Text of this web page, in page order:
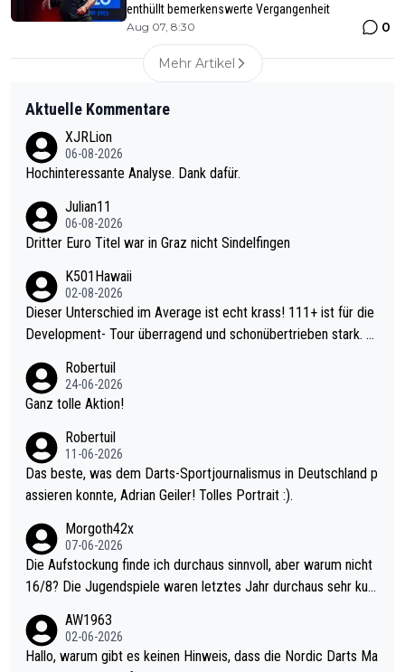
enthüllt bemerkenswerte Vergangenheit
Aug 07, 8:30 0
Mehr Artikel
Aktuelle Kommentare
XJRLion
06-08-2026
Hochinteressante Analyse. Dank dafür.
Julian11
06-08-2026
Dritter Euro Titel war in Graz nicht Sindelfingen
K501Hawaii
02-08-2026
Dieser Unterschied im Average ist echt krass! 111+ ist für die
Development- Tour überragend und schonübertrieben stark. U
mal 40+ erst recht. Da gewinnst keinen Blumentopf - ist ja noc
h krasser wie ein Pokalspiel eines Kreisligisten vs einem Bund
Robertuil
24-06-2026
Ganz tolle Aktion!
Robertuil
11-06-2026
Das beste, was dem Darts-Sportjournalismus in Deutschland p
assieren konnte, Adrian Geiler! Tolles Portrait :).
Morgoth42x
07-06-2026
Die Aufstockung finde ich durchaus sinnvoll, aber warum nicht
16/8? Die Jugendspiele waren letztes Jahr durchaus sehr kurz
Allerdings ist Mitchell Lawrie als Nummer 1 der Welt eh qualifi
ziert. Somit ändert die automatische Qualifikation des Weltmei
AW1963
02-06-2026
Hallo, warum gibt es keinen Hinweis, dass die Nordic Darts Ma